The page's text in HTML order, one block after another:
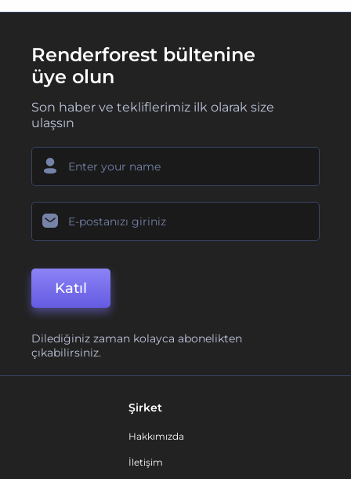
Renderforest bültenine
üye olun
Son haber ve tekliflerimiz ilk olarak size
ulaşsın
Katıl
Dilediğiniz zaman kolayca abonelikten
çıkabilirsiniz.
Şirket
Hakkımızda
İletişim